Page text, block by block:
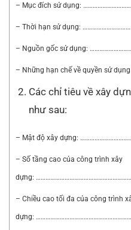
– Mục đích sử dụng:
– Thời hạn sử dụng:
– Nguồn gốc sử dụng:
– Những hạn chế về quyền sử
Các chỉ tiêu về xây
như sau:
– Mật độ xây dựng:
– Số tầng cao của công trình xây
dựng:
– Chiều cao tối đa của công trình
dựng: